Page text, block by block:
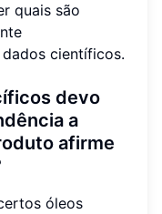
quais são
científicos.
devo
a
afirme
óleos